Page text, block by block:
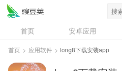
首页 安卓应用
资讯
专题
问答
首页 > 应用软件 > long8下载安装app